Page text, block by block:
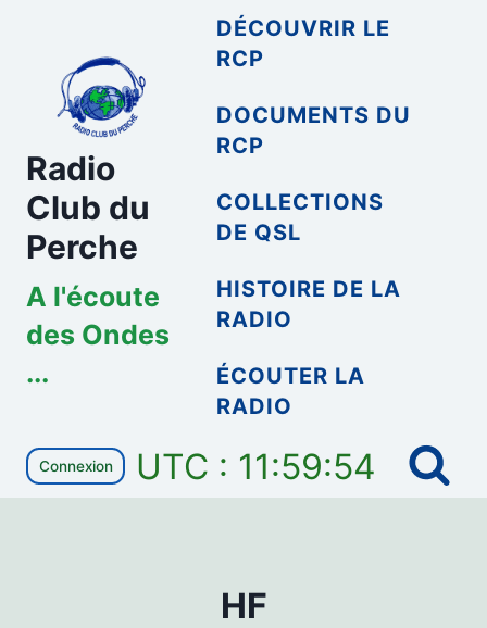
contenu
Radio
Club du
Perche
A l'écoute
des Ondes
...
DÉCOUVRIR LE
RCP
DOCUMENTS DU
RCP
COLLECTIONS
DE QSL
HISTOIRE DE LA
RADIO
ÉCOUTER LA
RADIO
Connexion UTC : 11:59:54
HF